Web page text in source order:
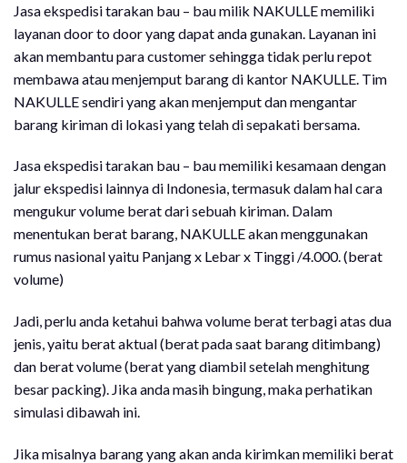
Jasa ekspedisi tarakan bau – bau milik NAKULLE memiliki
layanan door to door yang dapat anda gunakan. Layanan ini
akan membantu para customer sehingga tidak perlu repot
membawa atau menjemput barang di kantor NAKULLE. Tim
NAKULLE sendiri yang akan menjemput dan mengantar
barang kiriman di lokasi yang telah di sepakati bersama.
Jasa ekspedisi tarakan bau – bau memiliki kesamaan dengan
jalur ekspedisi lainnya di Indonesia, termasuk dalam hal cara
mengukur volume berat dari sebuah kiriman. Dalam
menentukan berat barang, NAKULLE akan menggunakan
rumus nasional yaitu Panjang x Lebar x Tinggi /4.000. (berat
volume)
Jadi, perlu anda ketahui bahwa volume berat terbagi atas dua
jenis, yaitu berat aktual (berat pada saat barang ditimbang)
dan berat volume (berat yang diambil setelah menghitung
besar packing). Jika anda masih bingung, maka perhatikan
simulasi dibawah ini.
Jika misalnya barang yang akan anda kirimkan memiliki berat